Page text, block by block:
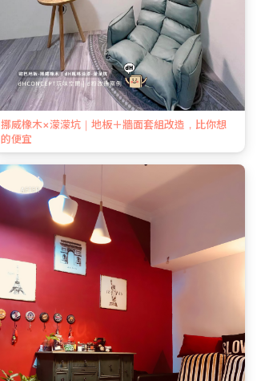
挪威橡木×濛濛坑｜地板＋牆面套組改造，比你想
的便宜